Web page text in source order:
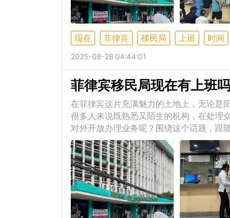
现在 菲律宾 移民局 上班 时间
2025-08-28 04:44:01
菲律宾移民局现在有上班
在菲律宾这片充满魅力的土地上，无论是
很多人来说既熟悉又陌生的机构，在处理
对外开放办理业务呢？围绕这个话题，跟